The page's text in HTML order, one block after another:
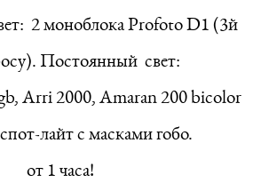
2 моноблока Profoto D1 (3й
Постоянный свет:
Arri 2000, Amaran 200 bicolor
лайт с масками гобо.
от 1 часа!